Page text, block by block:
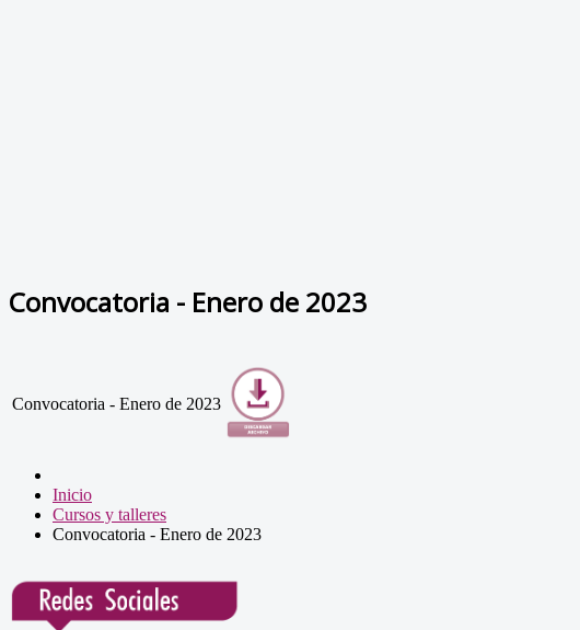
Convocatoria - Enero de 2023
Convocatoria - Enero de 2023
Inicio
Cursos y talleres
Convocatoria - Enero de 2023